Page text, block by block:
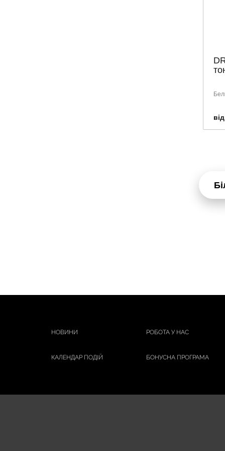
НОВИНИ РОБОТА У НАС
КАЛЕНДАР ПОДІЙ БОНУСНА ПРОГРАМА